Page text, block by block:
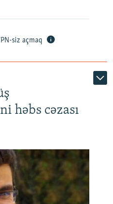
siz açmaq
həbs cəzası